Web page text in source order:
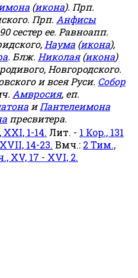
(икона). Прп.
Прп. Анфисы
сестер ее. Равноапп.
Наума (икона),
. Блж. Николая(икона)
Новгородского.
и всея Руси. Собор
Амвросия, еп.
иПантелеимона
пресвитера.
XXI, 1-14. Лит. - 1 Кор., 131
14-23. Вмч.: 2 Тим.,
XV, 17 - XVI, 2.